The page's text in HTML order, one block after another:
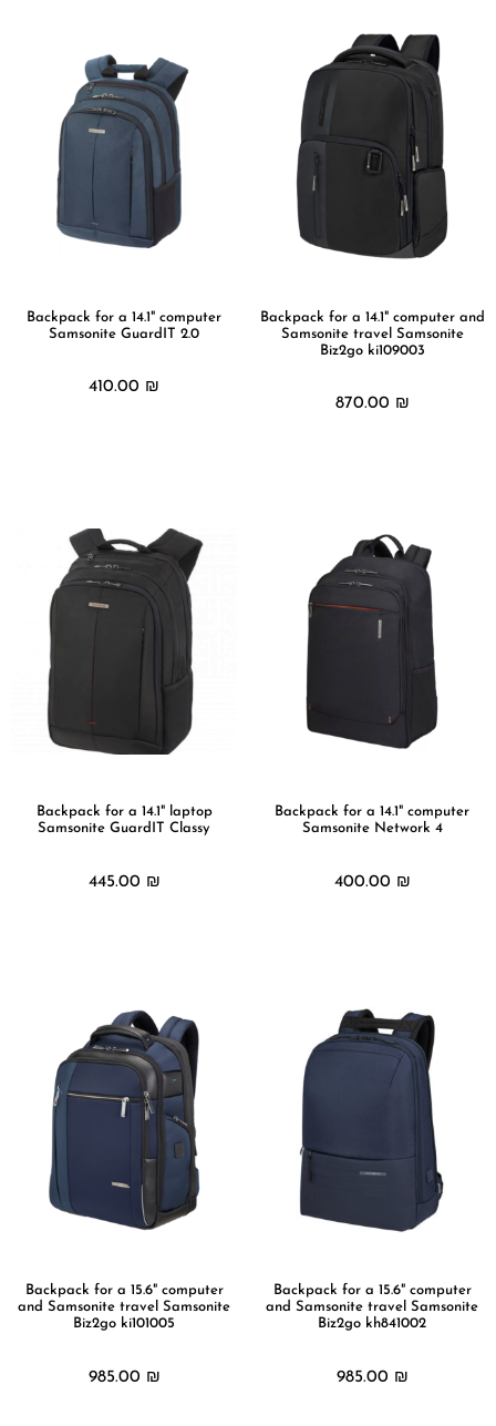
Backpack for a 14.1" computer and
Samsonite travel Samsonite
Biz2go ki109003
870.00 ₪
Backpack for a 14.1" computer
Samsonite GuardIT 2.0
410.00 ₪
Backpack for a 14.1" computer
Samsonite Network 4
400.00 ₪
Backpack for a 14.1" laptop
Samsonite GuardIT Classy
445.00 ₪
Backpack for a 15.6" computer
and Samsonite travel Samsonite
Biz2go kh841002
985.00 ₪
Backpack for a 15.6" computer
and Samsonite travel Samsonite
Biz2go ki101005
985.00 ₪